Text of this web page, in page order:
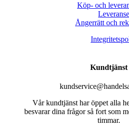
Köp- och
Ångerrätt och
Kundtjänst
Vår kundtjänst har öppet alla
besvarar dina frågor så fort som
timmar.